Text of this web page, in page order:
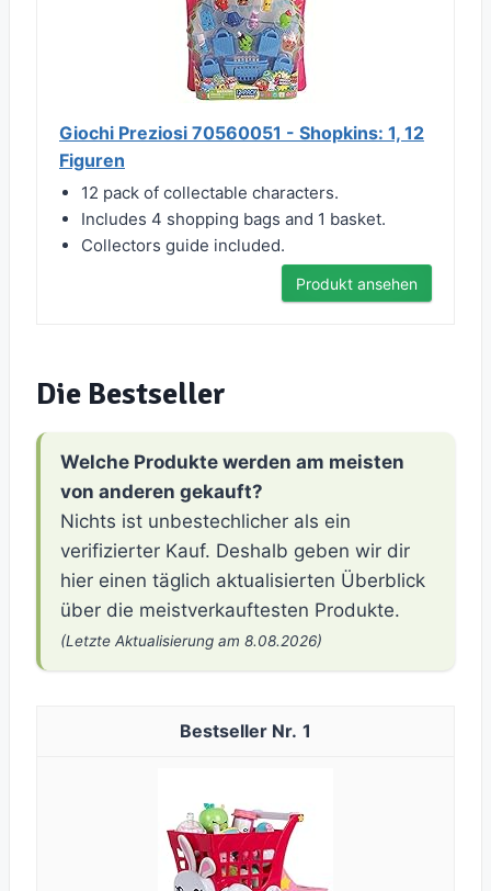
Giochi Preziosi 70560051 - Shopkins: 1, 12
Figuren
12 pack of collectable characters.
Includes 4 shopping bags and 1 basket.
Collectors guide included.
Produkt ansehen
Die Bestseller
Welche Produkte werden am meisten
von anderen gekauft?
Nichts ist unbestechlicher als ein
verifizierter Kauf. Deshalb geben wir dir
hier einen täglich aktualisierten Überblick
über die meistverkauftesten Produkte.
(Letzte Aktualisierung am 8.08.2026)
1